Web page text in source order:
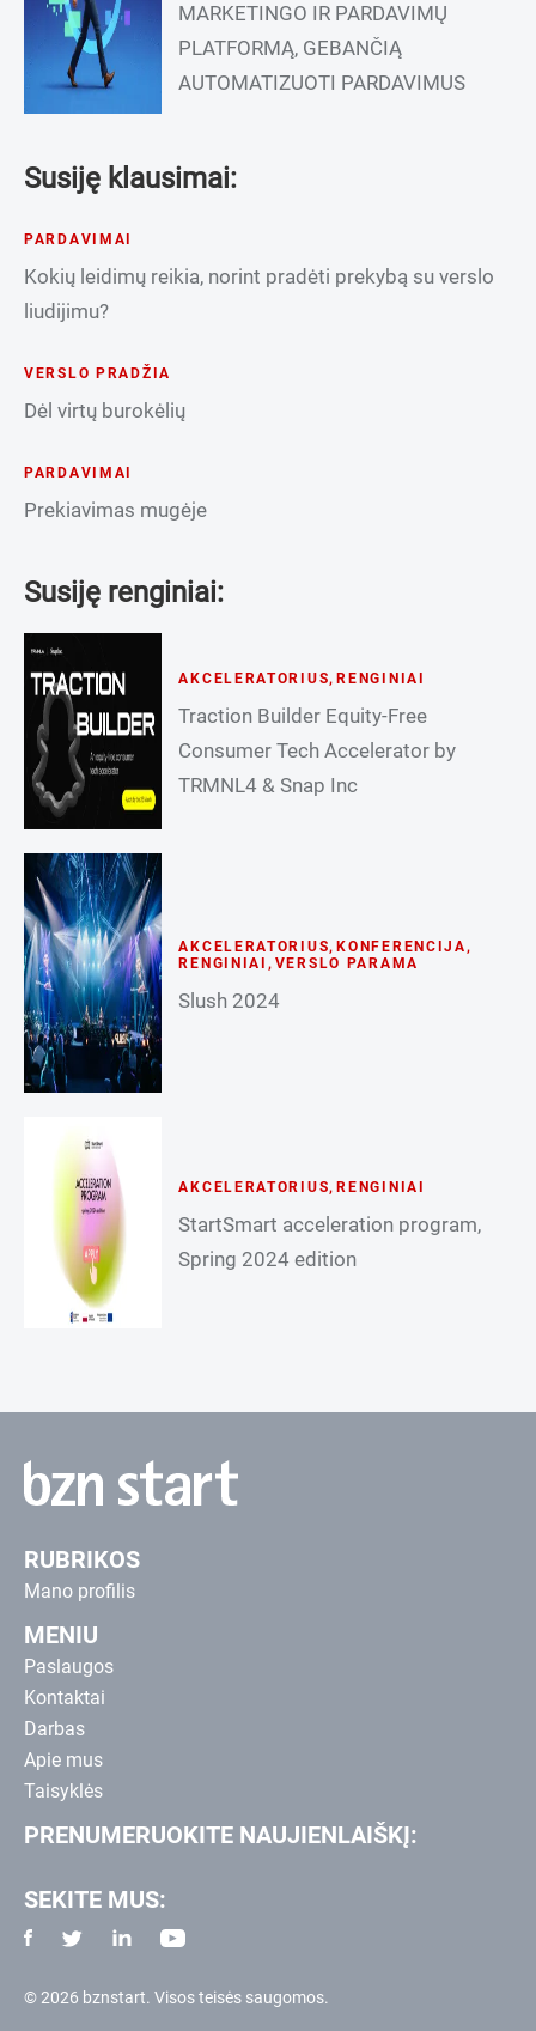
MARKETINGO IR PARDAVIMŲ
PLATFORMĄ, GEBANČIĄ
AUTOMATIZUOTI PARDAVIMUS
Susiję klausimai:
PARDAVIMAI
Kokių leidimų reikia, norint pradėti prekybą su verslo
liudijimu?
VERSLO PRADŽIA
Dėl virtų burokėlių
PARDAVIMAI
Prekiavimas mugėje
Susiję renginiai:
AKCELERATORIUS, RENGINIAI
Traction Builder Equity-Free
Consumer Tech Accelerator by
TRMNL4 & Snap Inc
AKCELERATORIUS, KONFERENCIJA,
RENGINIAI , VERSLO PARAMA
Slush 2024
AKCELERATORIUS, RENGINIAI
StartSmart acceleration program,
Spring 2024 edition
RUBRIKOS
Mano profilis
MENIU
Paslaugos
Kontaktai
Darbas
Apie mus
Taisyklės
PRENUMERUOKITE NAUJIENLAIŠKĮ:
SEKITE MUS:
© 2026 bznstart. Visos teisės saugomos.